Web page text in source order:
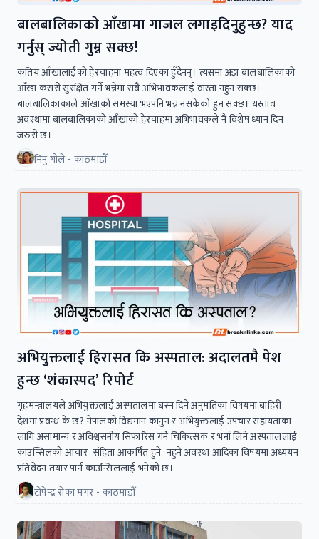
बालबालिकाकाे आँखामा गाजल लगाइदिनुहुन्छ? याद
गर्नुस् ज्योती गुम्न सक्छ!
कतिय आँखालाईकाे हेरचाहमा महत्व दिएका हुँदैनन्। त्यसमा अझ बालबालिकाकाे
आँखा कसरी सुरक्षित गर्ने भन्नेमा सबै अभिभावकलाई वास्ता नहुन सक्छ।
बालबालिकाकाले आँखाको समस्या भएपनि भन्न नसकेकाे हुन सक्छ। यस्ताव
अवस्थामा बालबालिकाकाे आँखाकाे हेरचाहमा अभिभावकले नै विशेष ध्यान दिन
जरुरी छ।
मिनु गोले - काठमाडौँ
अभियुक्तलाई हिरासत कि अस्पताल: अदालतमै पेश
हुन्छ ‘शंकास्पद’ रिपोर्ट
गृहमन्त्रालयले अभियुक्तलाई अस्पतालमा बस्न दिने अनुमतिका विषयमा बाहिरी
देशमा प्रवन्ध के छ? नेपालको विद्यमान कानुन र अभियुक्तलाई उपचार सहायताका
लागि असामान्य र अविश्वसनीय सिफारिस गर्ने चिकित्सक र भर्ना लिने अस्पताललाई
काउन्सिलको आचार–संहिता आकर्षित हुने–नहुने अवस्था आदिका विषयमा अध्ययन
प्रतिवेदन तयार पार्न काउन्सिललाई भनेको छ।
टोपेन्द्र रोका मगर - काठमाडौँ